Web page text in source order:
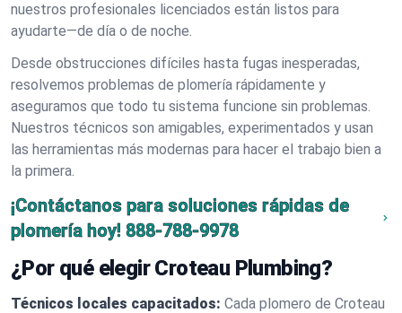
nuestros profesionales licenciados están listos para
ayudarte—de día o de noche.
Desde obstrucciones difíciles hasta fugas inesperadas,
resolvemos problemas de plomería rápidamente y
aseguramos que todo tu sistema funcione sin problemas.
Nuestros técnicos son amigables, experimentados y usan
las herramientas más modernas para hacer el trabajo bien a
la primera.
¡Contáctanos para soluciones rápidas de
plomería hoy! 888-788-9978
¿Por qué elegir Croteau Plumbing?
Técnicos locales capacitados: Cada plomero de Croteau